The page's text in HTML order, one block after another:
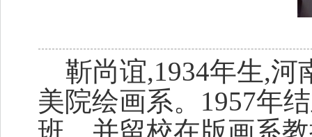
靳尚谊,1934年生,河
美院绘画系。1957年